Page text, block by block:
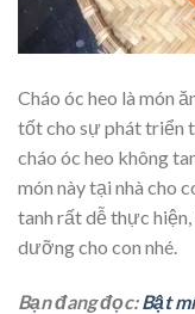
Cháo óc heo là món
tốt cho sự phát triển
cháo óc heo không
món này tại nhà cho
tanh rất dễ thực
dưỡng cho con nhé.
Bạn đang đọc:Bật